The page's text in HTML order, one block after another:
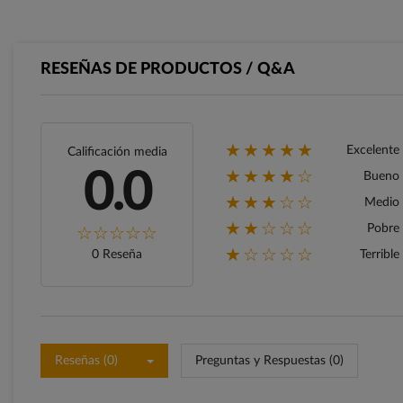
RESEÑAS DE PRODUCTOS / Q&A
Calificación media
0.0
0 Reseña
★★★★★ Excelente
★★★★☆ Bueno
★★★☆☆ Medio
★★☆☆☆ Pobre
★☆☆☆☆ Terrible
Reseñas (0) Preguntas y Respuestas (0)